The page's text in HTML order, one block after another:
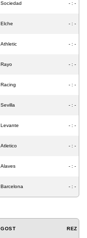
Sociedad - : -
Elche - : -
Athletic - : -
Rayo - : -
Racing - : -
Sevilla - : -
Levante - : -
Atletico - : -
Alaves - : -
Barcelona - : -
GOST REZ